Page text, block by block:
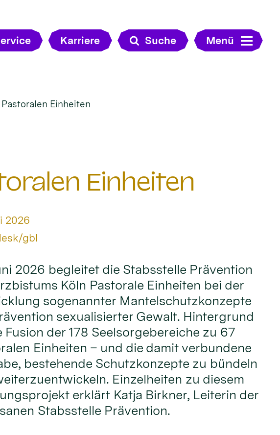
Karriere Suche Menü
Einheiten
Einheiten
2026
gbl
2026 begleitet die Stabsstelle Prävention
Köln Pastorale Einheiten bei der
sogenannter Mantelschutzkonzepte
sexualisierter Gewalt. Hintergrund
Fusion der 178 Seelsorgebereiche zu 67
Einheiten – und die damit verbundene
bestehende Schutzkonzepte zu bündeln
Einzelheiten zu diesem
erklärt Katja Birkner, Leiterin der
Stabsstelle Prävention.